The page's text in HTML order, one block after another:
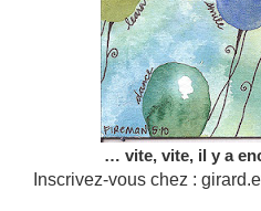
… vite, vite, il y a
Inscrivez-vous chez :